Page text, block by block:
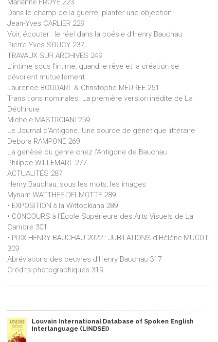
Marianne FROYE 223
Dans le champ de la guerre, planter une objection
Jean-Yves CARLIER 229
Voir, écouter : le réel dans la poésie d’Henry Bauchau
Pierre-Yves SOUCY 237
TRAVAUX SUR ARCHIVES 249
L’intime sous l’intime, quand le rêve et la création se
dévoilent mutuellement
Laurence BOUDART & Christophe MEUREE 251
Transitions nominales. La première version inédite de La
Déchirure
Michele MASTROIANI 259
Le Journal d’Antigone. Une source de génétique littéraire
Debora RAMPONE 269
La genèse du genre chez l’Antigone de Bauchau
Philippe WILLEMART 277
ACTUALITÉS 287
Henry Bauchau, sous les mots, les images
Myriam WATTHEE-DELMOTTE 289
• EXPOSITION à la Wittockiana 289
• CONCOURS à l’École Supérieure des Arts Visuels de La
Cambre 301
• PRIX HENRY BAUCHAU 2022 : JUBILATIONS d’Hélène MUGOT
309
Abréviations des oeuvres d’Henry Bauchau 317
Crédits photographiques 319
Louvain International Database of Spoken English
Interlanguage (LINDSEI)